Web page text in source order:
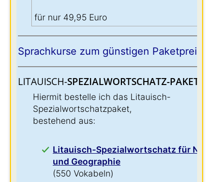
für nur 49,95 Euro
Sprachkurse zum günstigen Paketpreis:
LITAUISCH-SPEZIALWORTSCHATZ-PAKET:
Hiermit bestelle ich das Litauisch-
Spezialwortschatzpaket,
bestehend aus:
Litauisch-Spezialwortschatz für Natur
und Geographie
(550 Vokabeln)